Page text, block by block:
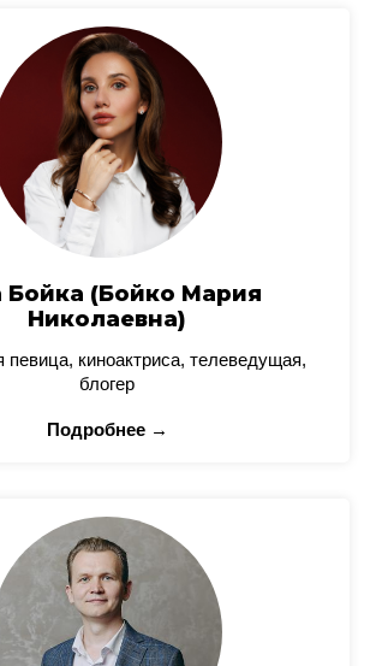
Бойка (Бойко Мария
Николаевна)
певица, киноактриса, телеведущая,
блогер
Подробнее →